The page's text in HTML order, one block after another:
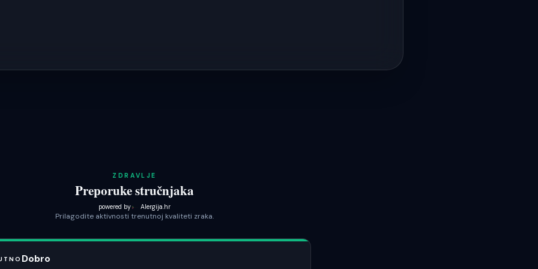
ZDRAVLJE
Preporuke stručnjaka
powered by Alergija.hr
Prilagodite aktivnosti trenutnoj kvaliteti zraka.
Dobro